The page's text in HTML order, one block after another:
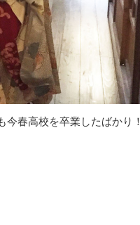
今春高校を卒業したばかり！